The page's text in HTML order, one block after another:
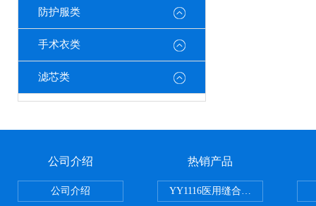
防护服类
手术衣类
滤芯类
公司介绍
公司介绍
热销产品
YY1116医用缝合线线径试验仪